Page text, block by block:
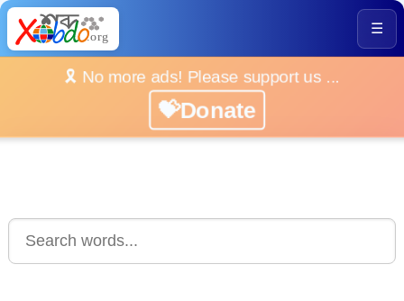
☰
🎗️ No more ads! Please support us ...
💝Donate